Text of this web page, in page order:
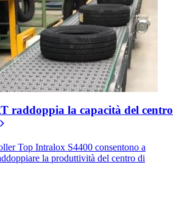
raddoppia la capacità del centro
Top Intralox S4400 consentono a
la produttività del centro di